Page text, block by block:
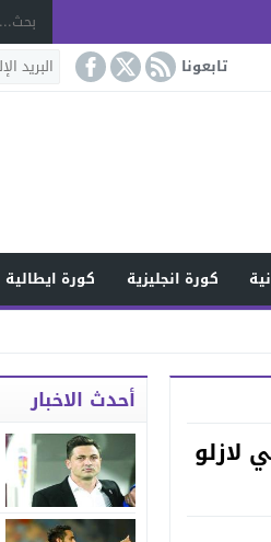
تابعونا
كورة انجليزية كورة ايطالية
لازلو
أحدث الاخبار